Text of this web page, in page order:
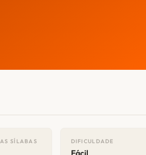
SÍLABAS DIFICULDADE